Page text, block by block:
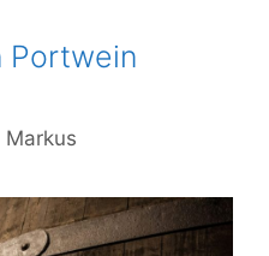
Portwein
Markus